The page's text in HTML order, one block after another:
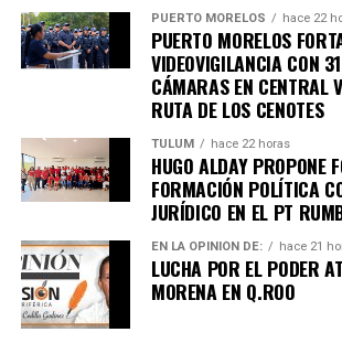
Recibe las noticias al
Únete al canal oficial de
Quinto Podery recibe las
importantes de Quintana Roo
en tu teléfono.
Unirme al canal de
PUERTO MORELOS hace 22
PUERTO MORELOS
VIDEOVIGILANCIA CON
CÁMARAS EN CENTRAL
RUTA DE LOS CENOTES
TULUM hace 22 horas
HUGO ALDAY PROPONE
FORMACIÓN POLÍTICA
JURÍDICO EN EL PT
EN LA OPINIÓN DE: hace 21
LUCHA POR EL PODER
MORENA EN Q.ROO